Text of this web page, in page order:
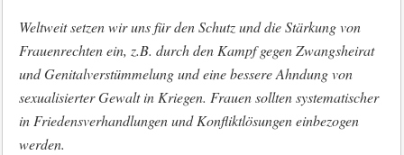
Weltweit setzen wir uns für den Schutz und die Stärkung von
Frauenrechten ein, z.B. durch den Kampf gegen Zwangsheirat
und Genitalverstümmelung und eine bessere Ahndung von
sexualisierter Gewalt in Kriegen. Frauen sollten systematischer
in Friedensverhandlungen und Konfliktlösungen einbezogen
werden.